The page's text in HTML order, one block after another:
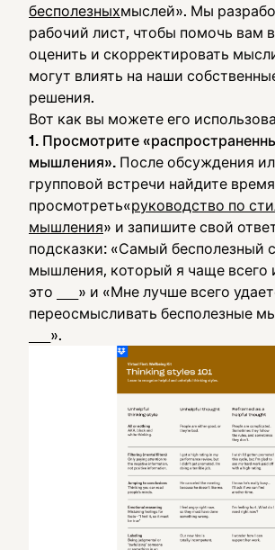
бесполезныхмыслей». Мы
рабочий лист, чтобы помочь вам
оценить и скорректировать
могут влиять на наши
решения.
Вот как вы можете его
1. Просмотрите
мышления». После обсуждения
групповой встречи найдите
просмотреть«руководство по
мышления» и запишите свой
подсказки: «Самый бесполезный
мышления, который я чаще всего
это ____» и «Мне лучше всего
переосмысливать бесполезные
____».